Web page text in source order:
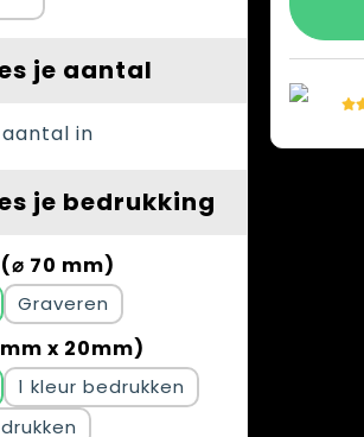
je aantal
in
je bedrukking
70 mm)
Graveren
x 20mm)
1